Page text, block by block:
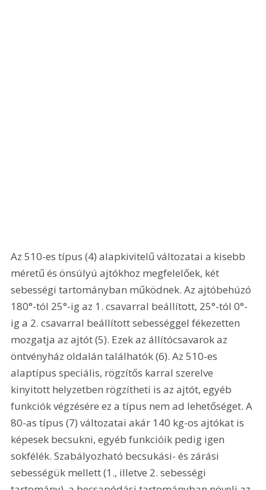
Az 510-es típus (4) alapkivitelű változatai a kisebb
méretű és önsúlyú ajtókhoz megfelelőek, két
sebességi tartományban működnek. Az ajtóbehúzó
180°-tól 25°-ig az 1. csavarral beállított, 25°-tól 0°-
ig a 2. csavarral beállított sebességgel fékezetten
mozgatja az ajtót (5). Ezek az állítócsavarok az
öntvényház oldalán találhatók (6). Az 510-es
alaptípus speciális, rögzítős karral szerelve
kinyitott helyzetben rögzítheti is az ajtót, egyéb
funkciók végzésére ez a típus nem ad lehetőséget. A
80-as típus (7) változatai akár 140 kg-os ajtókat is
képesek becsukni, egyéb funkcióik pedig igen
sokfélék. Szabályozható becsukási- és zárási
sebességük mellett (1., illetve 2. sebességi